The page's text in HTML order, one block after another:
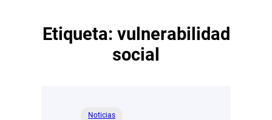
Etiqueta: vulnerabilidad
social
Noticias